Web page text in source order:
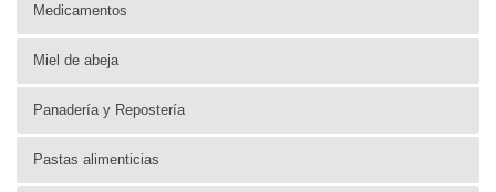
Medicamentos
Miel de abeja
Panadería y Repostería
Pastas alimenticias